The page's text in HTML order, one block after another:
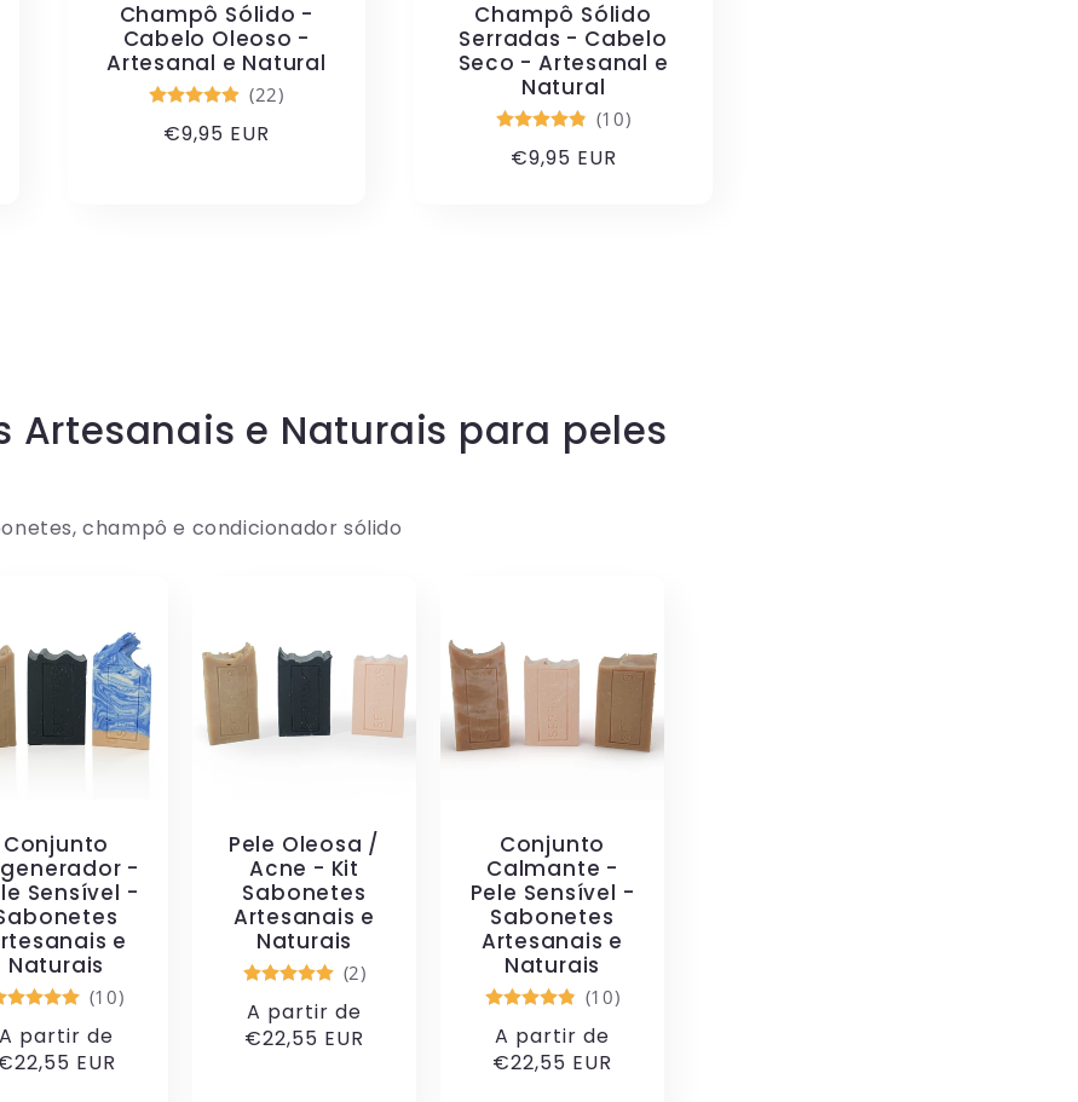
Champô Sólido -
Cabelo Oleoso -
Artesanal e Natural
(22)
Preço
€9,95 EUR
Champô Sólido
Serradas - Cabelo
Seco - Artesanal e
Natural
(10)
Preço
€9,95 EUR
Artesanais e Naturais para peles
champô e condicionador sólido
Conjunto
-
Sensível -
e
Naturais
(10)
A partir de
EUR
Pele Oleosa /
Acne - Kit
Sabonetes
Artesanais e
Naturais
(2)
Preço
normal
A partir de
€22,55 EUR
Conjunto
Calmante -
Pele Sensível -
Sabonetes
Artesanais e
Naturais
(10)
Preço
normal
A partir de
€22,55 EUR